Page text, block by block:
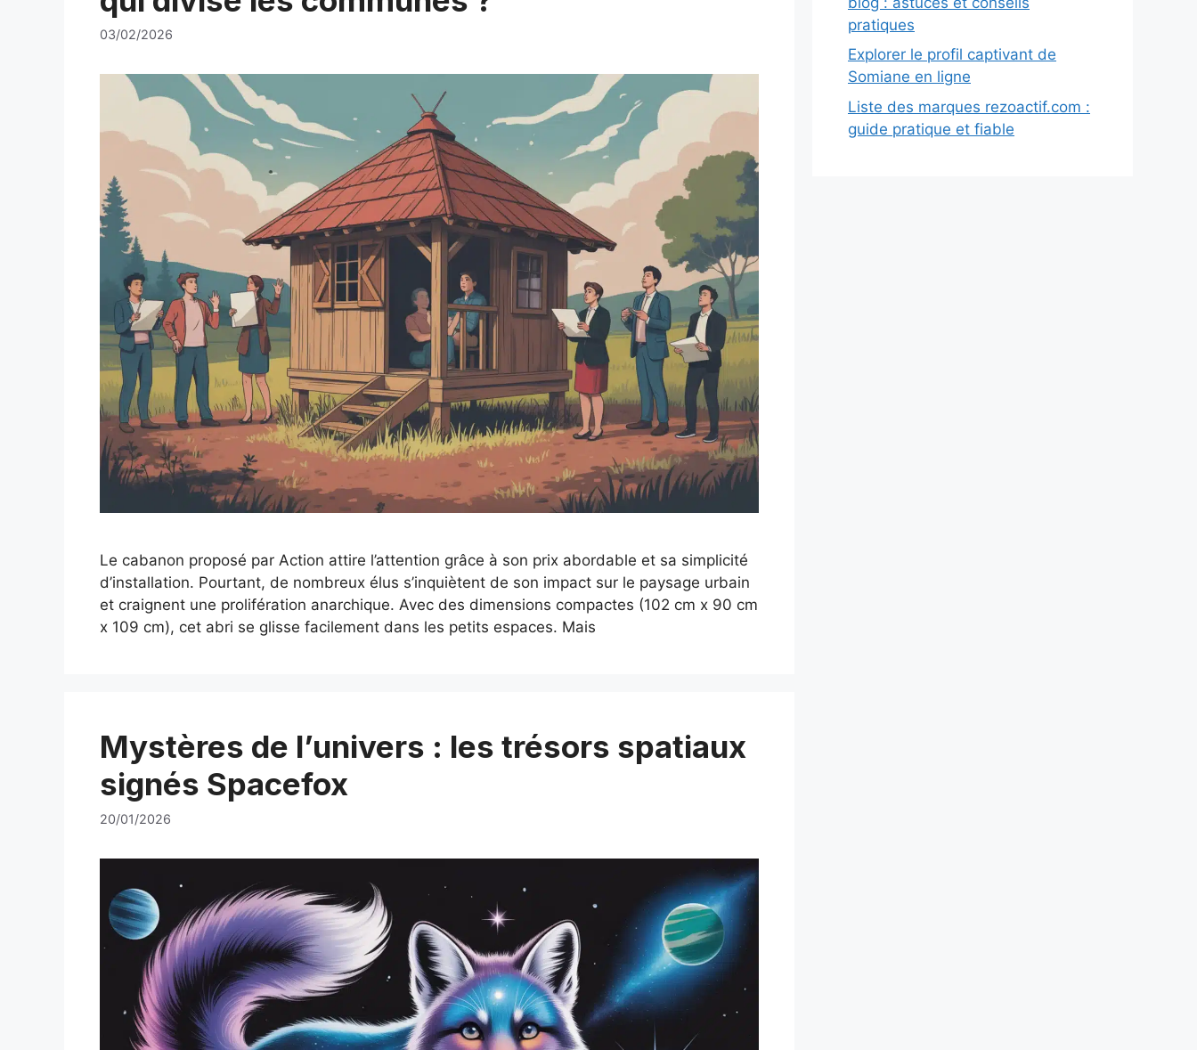
03/02/2026
Le cabanon proposé par Action attire l’attention grâce à son prix abordable et sa simplicité
d’installation. Pourtant, de nombreux élus s’inquiètent de son impact sur le paysage urbain
et craignent une prolifération anarchique. Avec des dimensions compactes (102 cm x 90 cm
x 109 cm), cet abri se glisse facilement dans les petits espaces. Mais
Mystères de l’univers : les trésors spatiaux
signés Spacefox
20/01/2026
pratiques
Explorer le profil captivant de
Somiane en ligne
Liste des marques rezoactif.com :
guide pratique et fiable